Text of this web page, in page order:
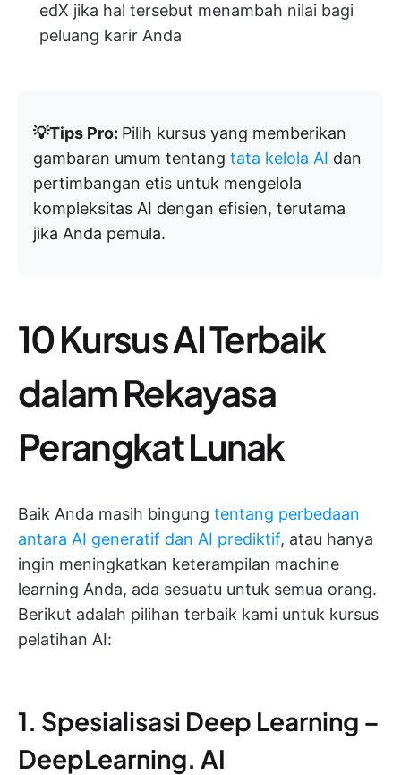
edX jika hal tersebut menambah nilai bagi
peluang karir Anda
💡Tips Pro: Pilih kursus yang memberikan
gambaran umum tentang tata kelola AI dan
pertimbangan etis untuk mengelola
kompleksitas AI dengan efisien, terutama
jika Anda pemula.
10 Kursus AI Terbaik
dalam Rekayasa
Perangkat Lunak
Baik Anda masih bingung tentang perbedaan
antara AI generatif dan AI prediktif, atau hanya
ingin meningkatkan keterampilan machine
learning Anda, ada sesuatu untuk semua orang.
Berikut adalah pilihan terbaik kami untuk kursus
pelatihan AI:
1. Spesialisasi Deep Learning –
DeepLearning. AI